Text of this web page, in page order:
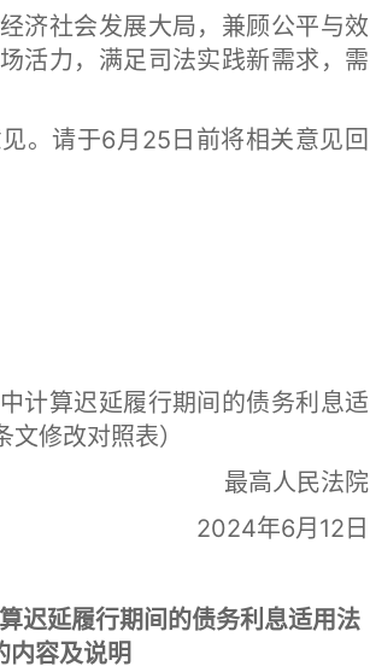
社会发展大局，兼顾公平与效
活力，满足司法实践新需求，需
请于6月25日前将相关意见回
算迟延履行期间的债务利息适
修改对照表）
最高人民法院
2024年6月12日
迟延履行期间的债务利息适用法
内容及说明